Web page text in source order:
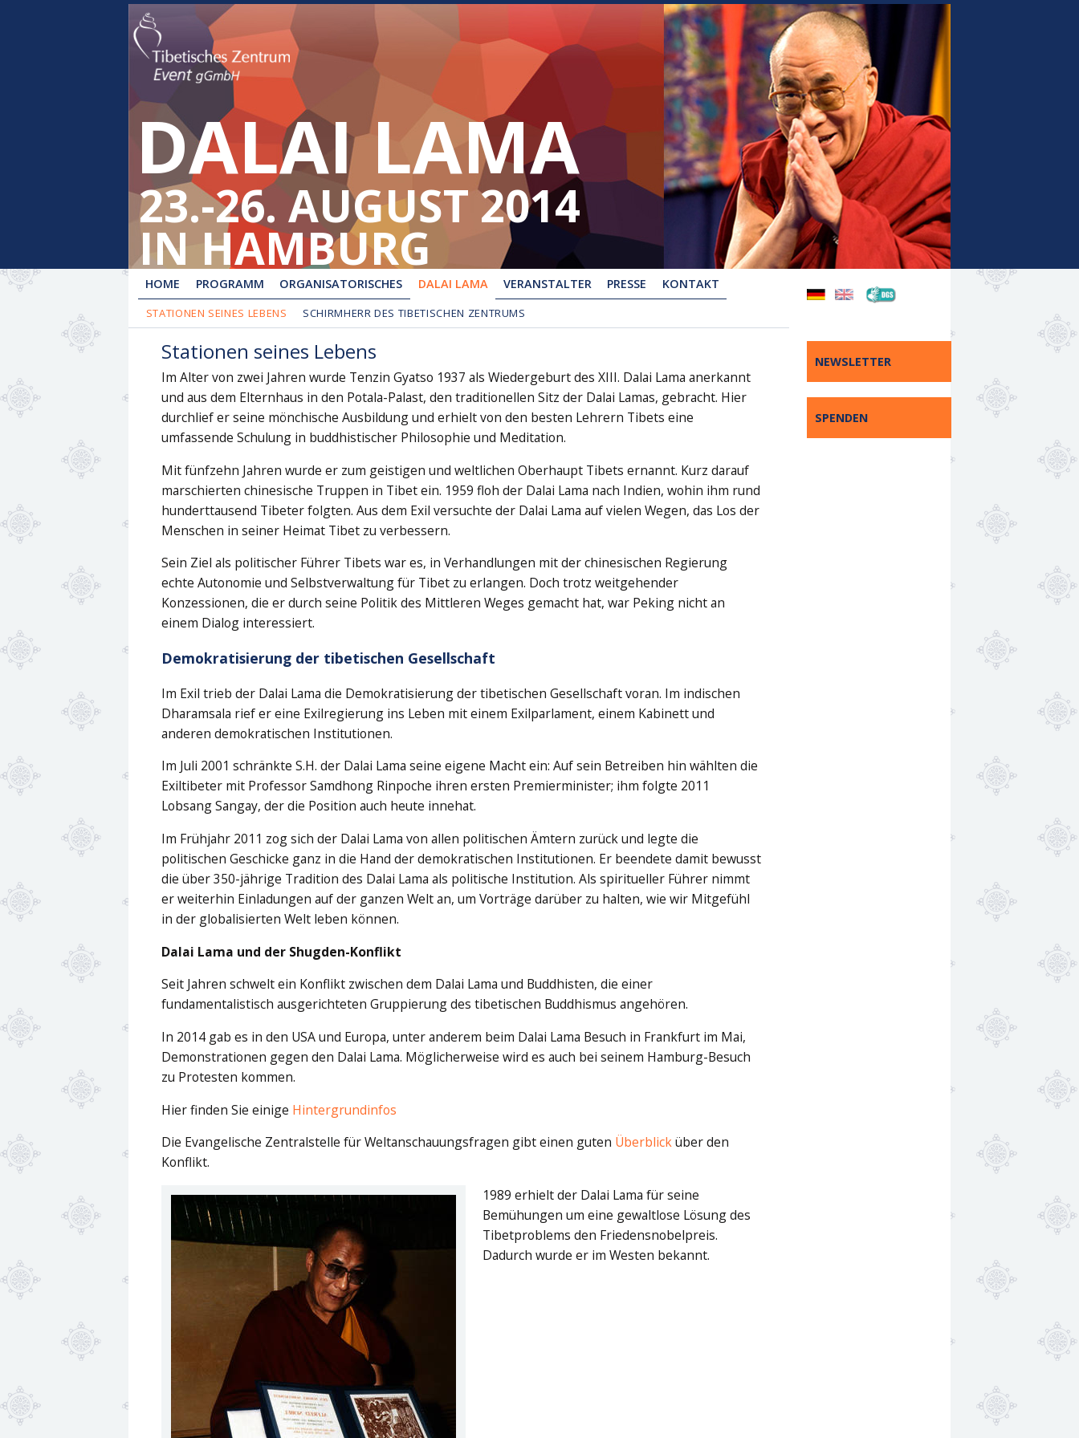
DALAI LAMA
23.-26. AUGUST 2014
IN HAMBURG
HOME PROGRAMM ORGANISATORISCHES DALAI LAMA
STATIONEN SEINES LEBENS SCHIRMHERR DES TIBETISCHEN ZENTRUMS
VERANSTALTER PRESSE KONTAKT
NEWSLETTER
SPENDEN
Stationen seines Lebens
Im Alter von zwei Jahren wurde Tenzin Gyatso 1937 als Wiedergeburt des XIII. Dalai Lama anerkannt
und aus dem Elternhaus in den Potala-Palast, den traditionellen Sitz der Dalai Lamas, gebracht. Hier
durchlief er seine mönchische Ausbildung und erhielt von den besten Lehrern Tibets eine
umfassende Schulung in buddhistischer Philosophie und Meditation.
Mit fünfzehn Jahren wurde er zum geistigen und weltlichen Oberhaupt Tibets ernannt. Kurz darauf
marschierten chinesische Truppen in Tibet ein. 1959 floh der Dalai Lama nach Indien, wohin ihm rund
hunderttausend Tibeter folgten. Aus dem Exil versuchte der Dalai Lama auf vielen Wegen, das Los der
Menschen in seiner Heimat Tibet zu verbessern.
Sein Ziel als politischer Führer Tibets war es, in Verhandlungen mit der chinesischen Regierung
echte Autonomie und Selbstverwaltung für Tibet zu erlangen. Doch trotz weitgehender
Konzessionen, die er durch seine Politik des Mittleren Weges gemacht hat, war Peking nicht an
einem Dialog interessiert.
Demokratisierung der tibetischen Gesellschaft
Im Exil trieb der Dalai Lama die Demokratisierung der tibetischen Gesellschaft voran. Im indischen
Dharamsala rief er eine Exilregierung ins Leben mit einem Exilparlament, einem Kabinett und
anderen demokratischen Institutionen.
Im Juli 2001 schränkte S.H. der Dalai Lama seine eigene Macht ein: Auf sein Betreiben hin wählten die
Exiltibeter mit Professor Samdhong Rinpoche ihren ersten Premierminister; ihm folgte 2011
Lobsang Sangay, der die Position auch heute innehat.
Im Frühjahr 2011 zog sich der Dalai Lama von allen politischen Ämtern zurück und legte die
politischen Geschicke ganz in die Hand der demokratischen Institutionen. Er beendete damit bewusst
die über 350-jährige Tradition des Dalai Lama als politische Institution. Als spiritueller Führer nimmt
er weiterhin Einladungen auf der ganzen Welt an, um Vorträge darüber zu halten, wie wir Mitgefühl
in der globalisierten Welt leben können.
Dalai Lama und der Shugden-Konflikt
Seit Jahren schwelt ein Konflikt zwischen dem Dalai Lama und Buddhisten, die einer
fundamentalistisch ausgerichteten Gruppierung des tibetischen Buddhismus angehören.
In 2014 gab es in den USA und Europa, unter anderem beim Dalai Lama Besuch in Frankfurt im Mai,
Demonstrationen gegen den Dalai Lama. Möglicherweise wird es auch bei seinem Hamburg-Besuch
zu Protesten kommen.
Hier finden Sie einige Hintergrundinfos
Die Evangelische Zentralstelle für Weltanschauungsfragen gibt einen guten Überblicküber den
Konflikt.
1989 erhielt der Dalai Lama für seine
Bemühungen um eine gewaltlose Lösung des
Tibetproblems den Friedensnobelpreis.
Dadurch wurde er im Westen bekannt.